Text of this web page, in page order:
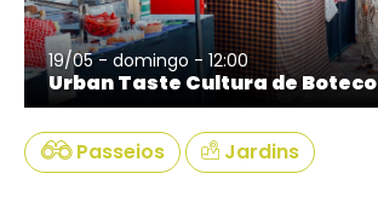
19/05 - domingo - 12:00
Urban Taste Cultura de Boteco
Passeios Jardins